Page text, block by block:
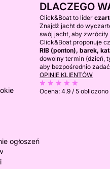
ogłoszeń
DLACZEGO
Click&Boat to lider
Znajdź jacht do
swój jacht, aby
Click&Boat proponuje
RIB (ponton), barek,
dowolny termin (dzień,
aby bezpośrednio
OPINIE KLIENTÓW
Ocena: 4.9 / 5 obliczono